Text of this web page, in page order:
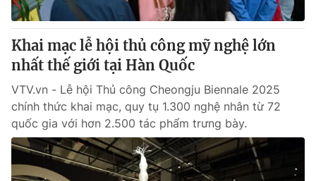
Khai mạc lễ hội thủ công mỹ nghệ lớn
nhất thế giới tại Hàn Quốc
VTV.vn - Lễ hội Thủ công Cheongju Biennale 2025
chính thức khai mạc, quy tụ 1.300 nghệ nhân từ 72
quốc gia với hơn 2.500 tác phẩm trưng bày.